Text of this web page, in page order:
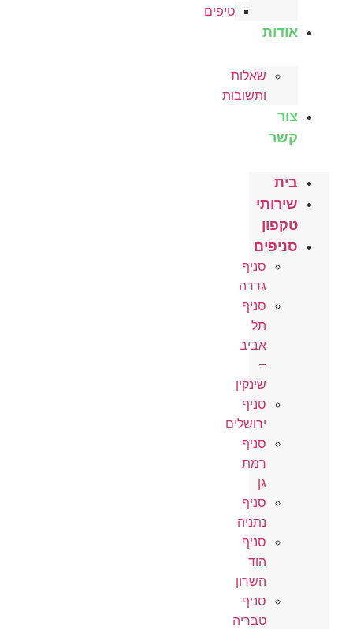
טיפים
אודות
שאלות
ותשובות
צור
קשר
בית
שירותי
טקפון
סניפים
סניף
גדרה
סניף
תל
אביב
–
שינקין
סניף
ירושלים
סניף
רמת
גן
סניף
נתניה
סניף
הוד
השרון
סניף
טבריה